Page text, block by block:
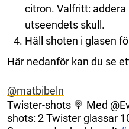
citron. Valfritt:
utseendets skull.
Häll shoten i glasen
Här nedanför kan du se
@matbibeln
Twister-shots 🍭 Med
shots: 2 Twister glassar